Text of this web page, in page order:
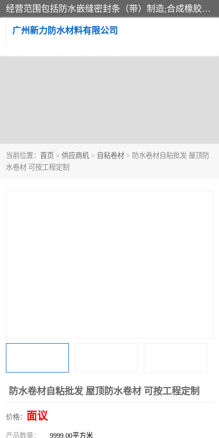
经营范围包括防水嵌缝密封条（带）制造;合成橡胶制造（监控化学品、危险化学品除外）;沥青混合物制造;防水胶粘带制造;其他合成材料制造（监控化学品、危险化学品除外）;涂料制造（监控化学品、危险化学品除外）;建筑结构防水补漏;防水建筑材料制造;粘合剂制造（监控化学品、危险化学品除外）;涂料零售;广州新力防水材料有限公司具有1处分支机构。
广州新力防水材料有限公司
当前位置： 首页 > 供应商机 > 自粘卷材 > 防水卷材自粘批发 屋顶防
水卷材 可按工程定制
防水卷材自粘批发 屋顶防水卷材 可按工程定制
价格： 面议
产品数量： 9999.00平方米